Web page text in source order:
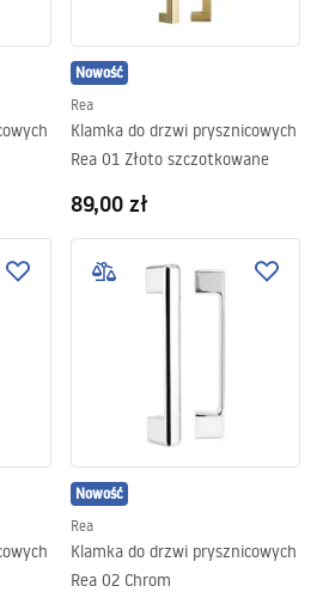
Nowość
Rea
Klamka do drzwi prysznicowych
Rea 01 Złoto szczotkowane
89,00 zł
Nowość
Rea
Klamka do drzwi prysznicowych
Rea 02 Chrom